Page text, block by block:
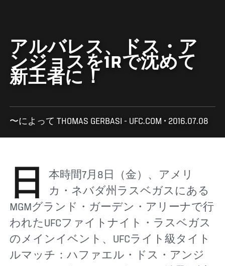
アルバレス、ドス・ア
ンジョスを1Rで沈めて
新王者に！
〜によって THOMAS GERBASI - UFC.COM • 2016.07.08
日本時間7月8日（金）、アメリ
カ・ネバダ州ラスベガスにある
MGMグランド・ガーデン・アリーナで行
われたUFCファイトナイト・ラスベガス
のメインイベント、UFCライト級タイト
ルマッチ：ハファエル・ドス・アンジ